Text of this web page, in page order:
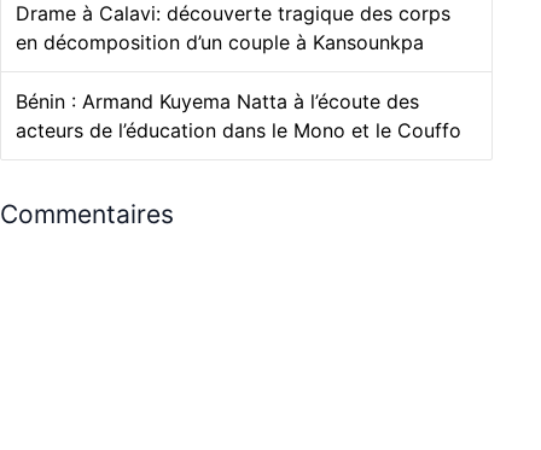
Drame à Calavi: découverte tragique des corps
en décomposition d’un couple à Kansounkpa
Bénin : Armand Kuyema Natta à l’écoute des
acteurs de l’éducation dans le Mono et le Couffo
Commentaires